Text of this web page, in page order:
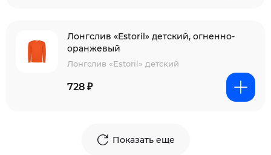
Лонгслив «Estoril» детский, огненно-
оранжевый
Лонгслив «Estoril» детский
728 ₽
Показать еще